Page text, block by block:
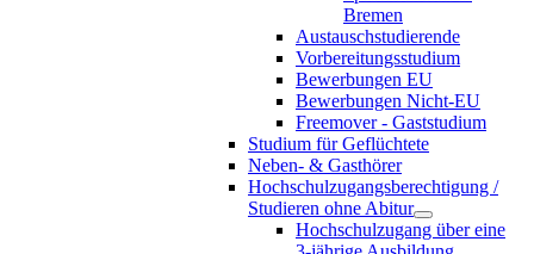
Bremen
Austauschstudierende
Vorbereitungsstudium
Bewerbungen EU
Bewerbungen Nicht-EU
Freemover - Gaststudium
Studium für Geflüchtete
Neben- & Gasthörer
Hochschulzugangsberechtigung /
Studieren ohne Abitur
Hochschulzugang über eine